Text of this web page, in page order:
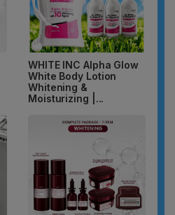
WHITE INC Alpha Glow
White Body Lotion
Whitening &
Moisturizing |...